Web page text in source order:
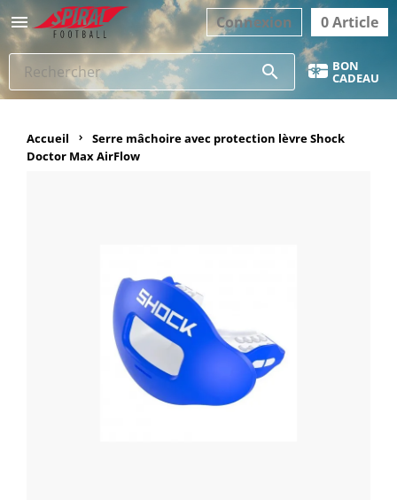
 0 Article
Connexion
search BON
CADEAU
Accueil
Serre mâchoire avec protection lèvre Shock
Doctor Max AirFlow